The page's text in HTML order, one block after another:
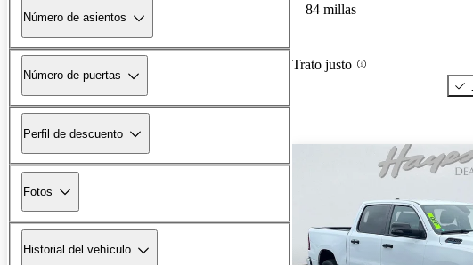
Número de asientos
Número de puertas
Perfil de descuento
Fotos
Historial del vehículo
84 millas
Trato justo